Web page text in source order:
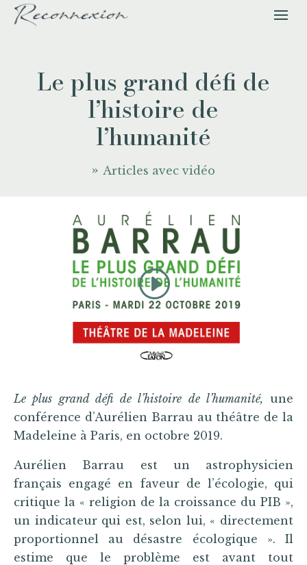
Le plus grand défi de
l’histoire de
l’humanité
Articles avec vidéo
Le plus grand défi de l’histoire de l’humanité, une
conférence d’Aurélien Barrau au théâtre de la
Madeleine à Paris, en octobre 2019.
Aurélien Barrau est un astrophysicien
français engagé en faveur de l’écologie, qui
critique la « religion de la croissance du PIB »,
un indicateur qui est, selon lui, « directement
proportionnel au désastre écologique ». Il
estime que le problème est avant tout